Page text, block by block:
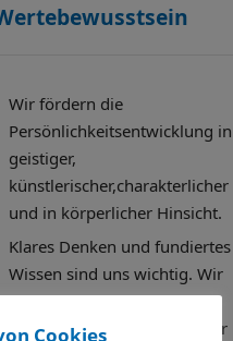
Wir fördern die
Persönlichkeitsentwicklung in
geistiger,
künstlerischer,charakterlicher
und in körperlicher Hinsicht.
Klares Denken und fundiertes
Wissen sind uns wichtig. Wir
fördern Neugier, Kreativität
und Kritikfähigkeit. Für unser
Cookies